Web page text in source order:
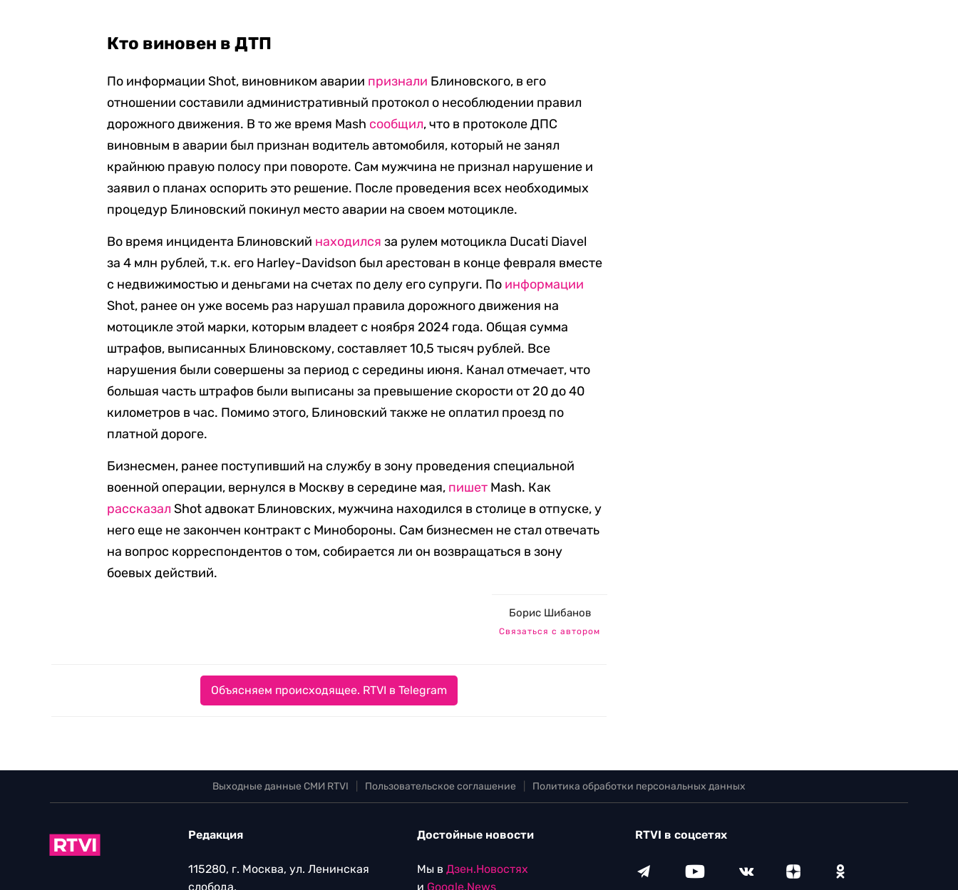
Кто виновен в ДТП
По информации Shot, виновником аварии признали Блиновского, в его
отношении составили административный протокол о несоблюдении правил
дорожного движения. В то же время Mash сообщил, что в протоколе ДПС
виновным в аварии был признан водитель автомобиля, который не занял
крайнюю правую полосу при повороте. Сам мужчина не признал нарушение и
заявил о планах оспорить это решение. После проведения всех необходимых
процедур Блиновский покинул место аварии на своем мотоцикле.
Во время инцидента Блиновский находился за рулем мотоцикла Ducati Diavel
за 4 млн рублей, т.к. его Harley-Davidson был арестован в конце февраля вместе
с недвижимостью и деньгами на счетах по делу его супруги. По информации
Shot, ранее он уже восемь раз нарушал правила дорожного движения на
мотоцикле этой марки, которым владеет с ноября 2024 года. Общая сумма
штрафов, выписанных Блиновскому, составляет 10,5 тысяч рублей. Все
нарушения были совершены за период с середины июня. Канал отмечает, что
большая часть штрафов были выписаны за превышение скорости от 20 до 40
километров в час. Помимо этого, Блиновский также не оплатил проезд по
платной дороге.
Бизнесмен, ранее поступивший на службу в зону проведения специальной
военной операции, вернулся в Москву в середине мая, пишет Mash. Как
рассказал Shot адвокат Блиновских, мужчина находился в столице в отпуске, у
него еще не закончен контракт с Минобороны. Сам бизнесмен не стал отвечать
на вопрос корреспондентов о том, собирается ли он возвращаться в зону
боевых действий.
Борис Шибанов
Связаться с автором
Объясняем происходящее. RTVI в Telegram
Выходные данные СМИ RTVI Пользовательское соглашение Политика обработки персональных данных
Редакция
115280, г. Москва, ул. Ленинская
слобода,
Достойные новости
Мы в Дзен.Новостях
и Google.News
RTVI в соцсетях